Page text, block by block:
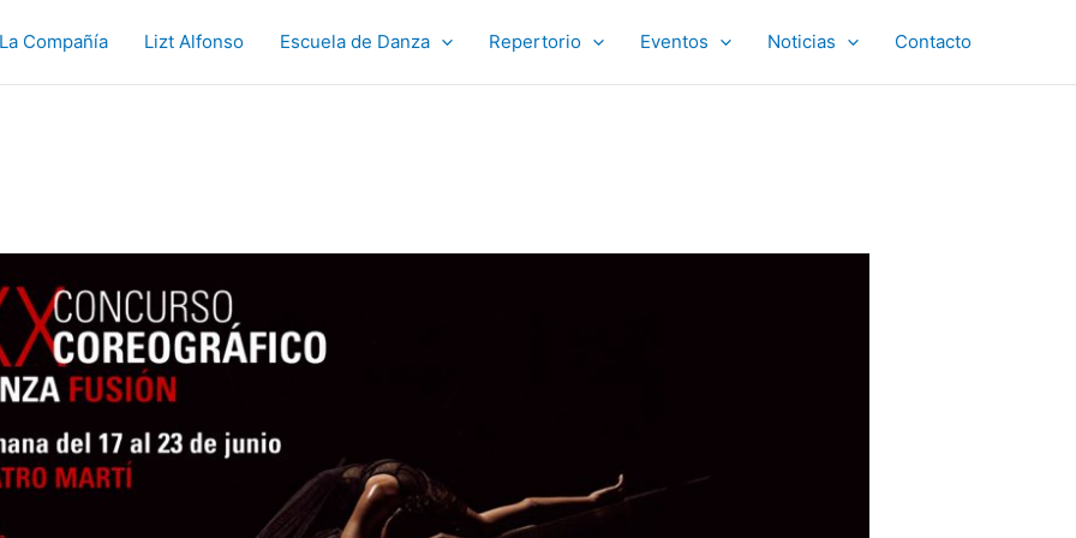
La Compañía Lizt Alfonso Escuela de Danza Repertorio Eventos Noticias Contacto